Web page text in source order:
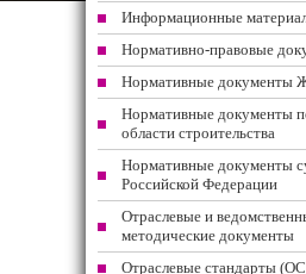
Информационные
Нормативно-правовые
Нормативные документы
Нормативные документы
области строительства
Нормативные документы
Российской Федерации
Отраслевые и
методические документы
Отраслевые стандарты